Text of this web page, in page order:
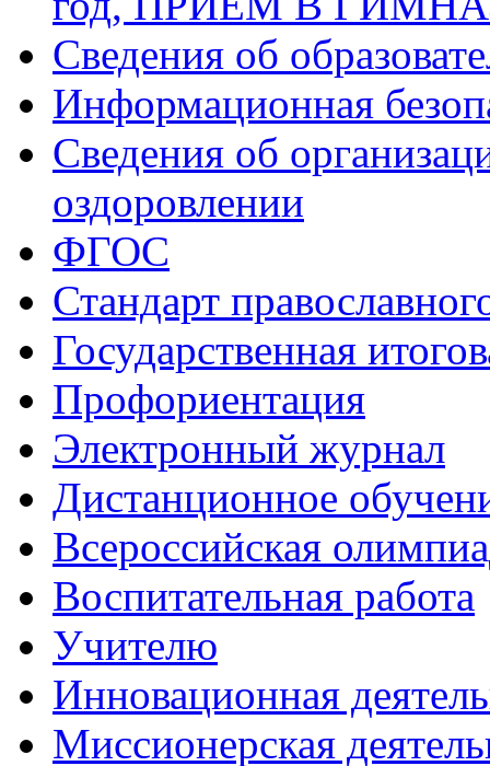
Сведения об
Информационная
Сведения об
оздоровлении
ФГОС
Стандарт
Государственная
Профориентация
Электронный журнал
Дистанционное
Всероcсийская
Воспитательная работа
Учителю
Инновационная
Миссионерская